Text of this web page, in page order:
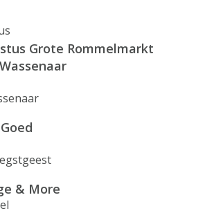
Grote Rommelmarkt
& More